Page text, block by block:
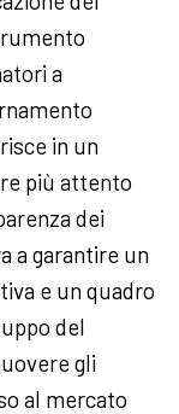
a
in un
più attento
dei
a garantire un
e un quadro
del
gli
al mercato